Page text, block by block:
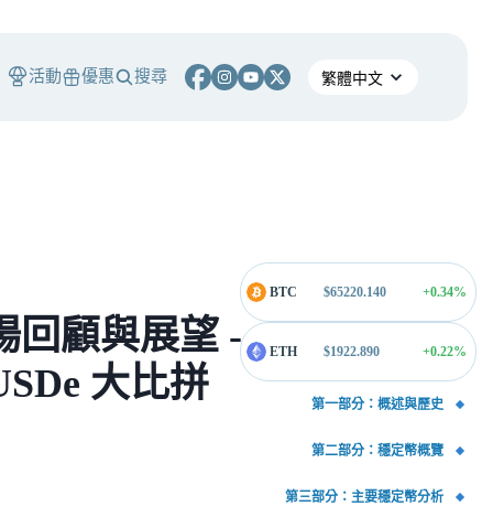
活動 優惠 搜尋
回顧與展望 -
大比拼
BTC $65220.140 +0.34%
ETH $1922.890 +0.22%
第一部分：概述與歷史
第二部分：穩定幣概覽
第三部分：主要穩定幣分析